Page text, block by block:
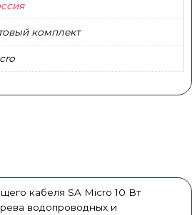
комплект
кабеля SA Micro 10 Вт
водопроводных и